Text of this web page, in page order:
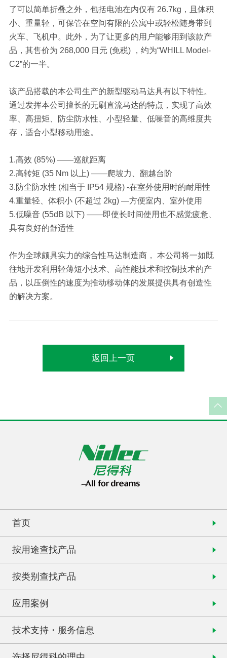
了可以简单折叠之外，包括电池在内仅有 26.7kg，且体积
小、重量轻，可保管在空间有限的公寓中或轻松随身带到
火车、飞机中。此外，为了让更多的用户能够用到该款产
品，其售价为 268,000 日元 (免税) ，约为“WHILL Model-
C2”的一半。
该产品搭载的本公司生产的新型驱动马达具有以下特性。
通过发挥本公司擅长的无刷直流马达的特点，实现了高效
率、高扭矩、防尘防水性、小型轻量、低噪音的高维度共
存，适合小型移动用途。
1.高效 (85%) ——巡航距离
2.高转矩 (35 Nm 以上) ——爬坡力、翻越台阶
3.防尘防水性 (相当于 IP54 规格) -在室外使用时的耐用性
4.重量轻、体积小 (不超过 2kg) —方便室内、室外使用
5.低噪音 (55dB 以下) ——即使长时间使用也不感觉疲惫、
具有良好的舒适性
作为全球颇具实力的综合性马达制造商， 本公司将一如既
往地开发利用轻薄短小技术、高性能技术和控制技术的产
品，以压倒性的速度为推动移动体的发展提供具有创造性
的解决方案。
返回上一页
首页
按用途查找产品
按类别查找产品
应用案例
技术支持・服务信息